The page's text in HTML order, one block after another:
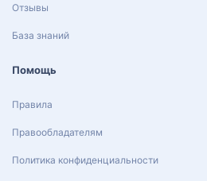
Отзывы
База знаний
Помощь
Правила
Правообладателям
Политика конфиденциальности